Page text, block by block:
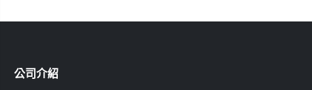
公司介紹